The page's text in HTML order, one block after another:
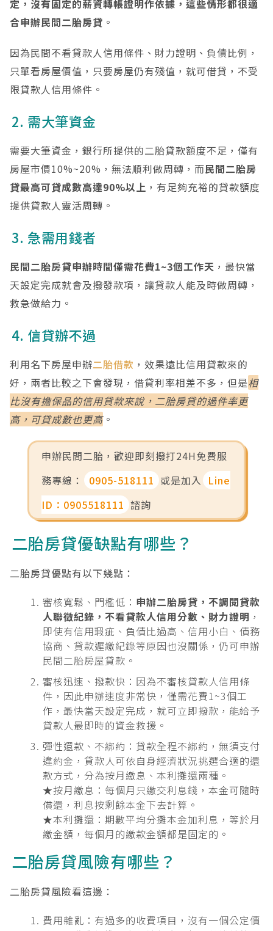
定，沒有固定的薪資轉帳證明作依據，這些情形都很適
合申辦民間二胎房貸 。
因為民間不看貸款人信用條件、財力證明、負債比例，
只單看房屋價值，只要房屋仍有殘值，就可借貸，不受
限貸款人信用條件。
2. 需大筆資金
需要大筆資金，銀行所提供的二胎貸款額度不足，僅有
房屋市價10%~20%，無法順利做周轉，而民間二胎房
貸最高可貸成數高達90%以上 ，有足夠充裕的貸款額度
提供貸款人靈活周轉。
3. 急需用錢者
民間二胎房貸申辦時間僅需花費1~3個工作天 ，最快當
天設定完成就會及撥發款項，讓貸款人能及時做周轉，
救急做給力。
4. 信貸辦不過
利用名下房屋申辦二胎借款 ，效果遠比信用貸款來的
好，兩者比較之下會發現，借貸利率相差不多，但是相
比沒有擔保品的信用貸款來說，二胎房貸的過件率更
高，可貸成數也更高。
申辦民間二胎，歡迎即刻撥打24H免費服
務專線：
0905-518111 或是加入 Line
ID：0905518111 諮詢
二胎房貸優缺點有哪些？
二胎房貸優點有以下幾點：
審核寬鬆、門檻低： 申辦二胎房貸，不調閱貸款
人聯徵紀錄，不看貸款人信用分數、財力證明 ，
即使有信用瑕疵、負債比過高、信用小白、債務
協商、貸款遲繳紀錄等原因也沒關係，仍可申辦
民間二胎房屋貸款。
審核迅速、撥款快：因為不審核貸款人信用條
件，因此申辦速度非常快，僅需花費1~3個工
作，最快當天設定完成，就可立即撥款，能給予
貸款人最即時的資金救援。
彈性還款、不綁約：貸款全程不綁約，無須支付
違約金，貸款人可依自身經濟狀況挑選合適的還
款方式，分為按月繳息、本利攤還兩種。
★按月繳息：每個月只繳交利息錢，本金可隨時
償還，利息按剩餘本金下去計算。
★本利攤還：期數平均分攤本金加利息，等於月
繳金額，每個月的繳款金額都是固定的。
二胎房貸風險有哪些？
二胎房貸風險看這邊：
費用雜亂：有過多的收費項目，沒有一個公定價